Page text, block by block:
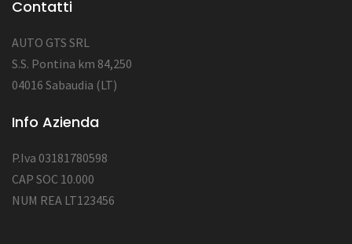
Contatti
AUTO GTS SRL
S.S. Pontina km 84,250
04016 Sabaudia (LT)
Info Azienda
P.Iva 03181780598
CAP SOC 10.000
NUM REA LT123456